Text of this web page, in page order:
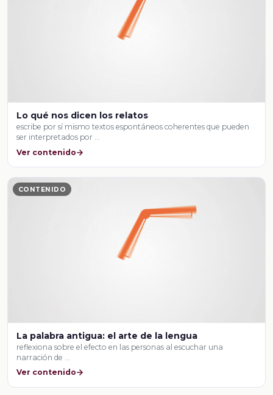
Lo qué nos dicen los relatos
escribe por sí mismo textos espontáneos coherentes que pueden
ser interpretados por …
Ver contenido
CONTENIDO
La palabra antigua: el arte de la lengua
reflexiona sobre el efecto en las personas al escuchar una
narración de …
Ver contenido